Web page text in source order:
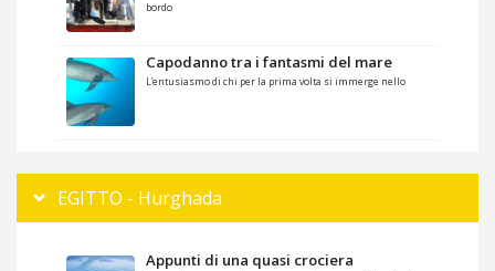
bordo
Capodanno tra i fantasmi del mare
L’entusiasmo di chi per la prima volta si immerge nello
EGITTO - Hurghada
Appunti di una quasi crociera